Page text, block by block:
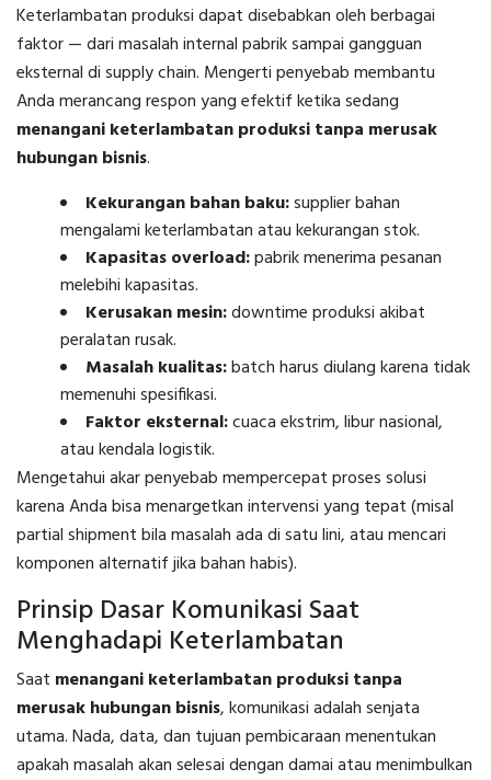
Keterlambatan produksi dapat disebabkan oleh berbagai
faktor — dari masalah internal pabrik sampai gangguan
eksternal di supply chain. Mengerti penyebab membantu
Anda merancang respon yang efektif ketika sedang
menangani keterlambatan produksi tanpa merusak
hubungan bisnis.
Kekurangan bahan baku:supplier bahan
mengalami keterlambatan atau kekurangan stok.
Kapasitas overload:pabrik menerima pesanan
melebihi kapasitas.
Kerusakan mesin:downtime produksi akibat
peralatan rusak.
Masalah kualitas:batch harus diulang karena tidak
memenuhi spesifikasi.
Faktor eksternal:cuaca ekstrim, libur nasional,
atau kendala logistik.
Mengetahui akar penyebab mempercepat proses solusi
karena Anda bisa menargetkan intervensi yang tepat (misal
partial shipment bila masalah ada di satu lini, atau mencari
komponen alternatif jika bahan habis).
Prinsip Dasar Komunikasi Saat
Menghadapi Keterlambatan
Saat menangani keterlambatan produksi tanpa
merusak hubungan bisnis, komunikasi adalah senjata
utama. Nada, data, dan tujuan pembicaraan menentukan
apakah masalah akan selesai dengan damai atau menimbulkan